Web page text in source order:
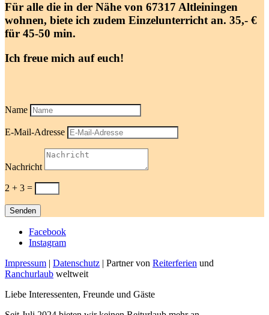
Für alle die in der Nähe von 67317 Altleiningen
wohnen, biete ich zudem Einzelunterricht an. 35,- €
für 45-50 min.
Ich freue mich auf euch!
Name
E-Mail-Adresse
Nachricht
2 + 3 =
Senden
Facebook
Instagram
Impressum | Datenschutz | Partner von Reiterferien und
Ranchurlaub weltweit
Liebe Interessenten, Freunde und Gäste